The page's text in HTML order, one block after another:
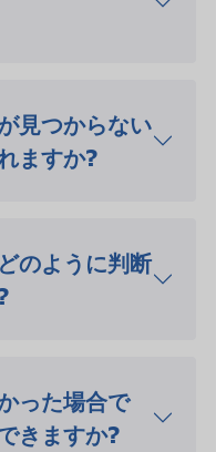
見つからない
ますか?
のように判断
った場合で
きますか?